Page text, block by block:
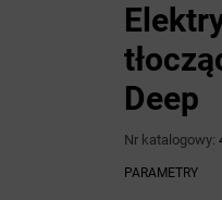
Deep
Nr katalogowy:
PARAMETRY